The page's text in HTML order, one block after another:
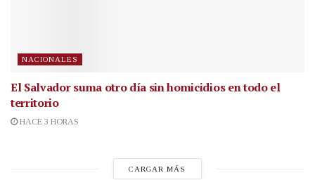
NACIONALES
El Salvador suma otro día sin homicidios en todo el
territorio
HACE 3 HORAS
CARGAR MÁS